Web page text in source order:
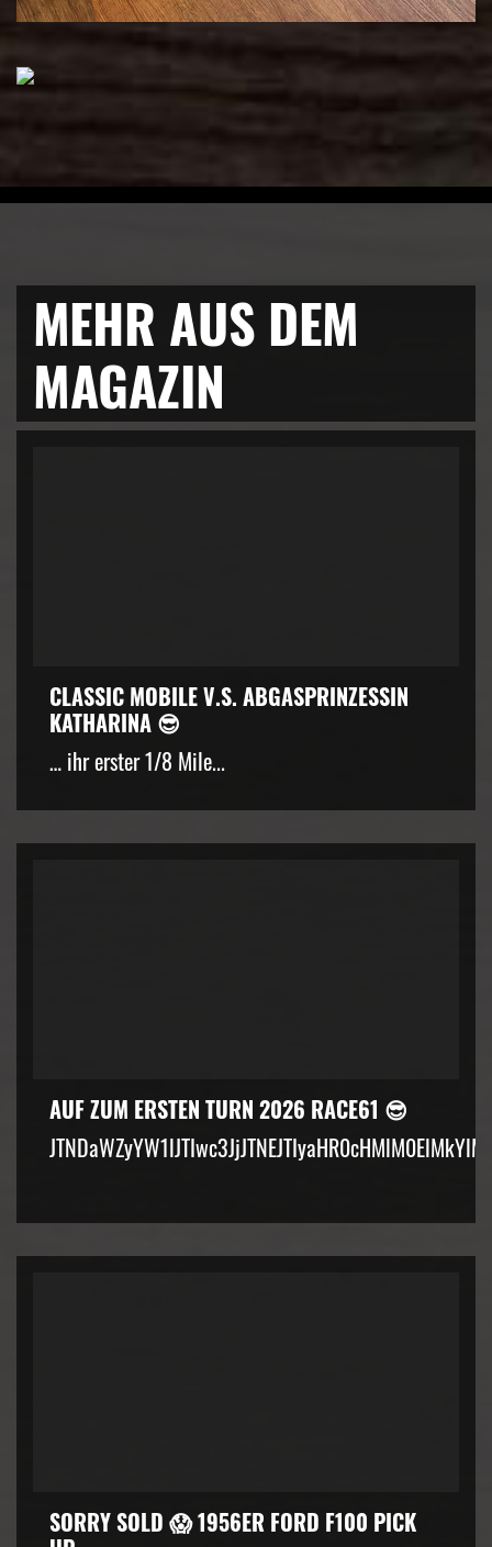
MEHR AUS DEM
MAGAZIN
CLASSIC MOBILE V.S. ABGASPRINZESSIN
KATHARINA 😎
… ihr erster 1/8 Mile...
AUF ZUM ERSTEN TURN 2026 RACE61 😎
SORRY SOLD 😱 1956ER FORD F100 PICK